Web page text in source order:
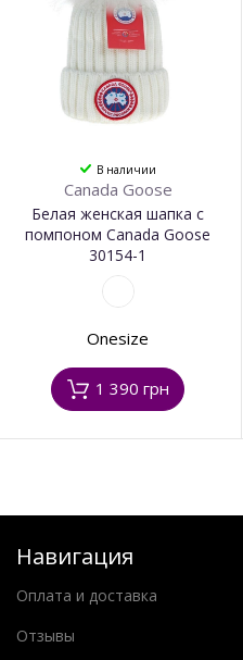
В наличии
Canada Goose
Белая женская шапка с
помпоном Canada Goose
30154-1
Onesize
1 390 грн
Навигация
Оплата и доставка
Отзывы